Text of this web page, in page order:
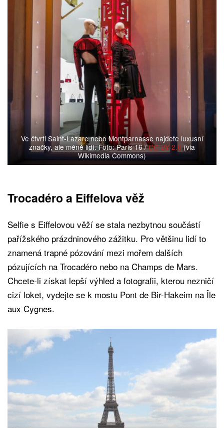
Ve čtvrti Saint-Lazare nebo Montparnasse najdete luxusní
značky, ale méně lidí. Foto: Paris 16 /CC-BY-2.0(via
Wikimedia Commons)
Trocadéro a Eiffelova věž
Selfie s Eiffelovou věží se stala nezbytnou součástí
pařížského prázdninového zážitku. Pro většinu lidí to
znamená trapné pózování mezi mořem dalších
pózujících na Trocadéro nebo na Champs de Mars.
Chcete-li získat lepší výhled a fotografii, kterou nezničí
cizí loket, vydejte se k mostu Pont de Bir-Hakeim na Île
aux Cygnes.